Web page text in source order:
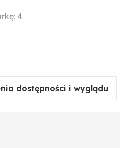
4
dostępności i wyglądu